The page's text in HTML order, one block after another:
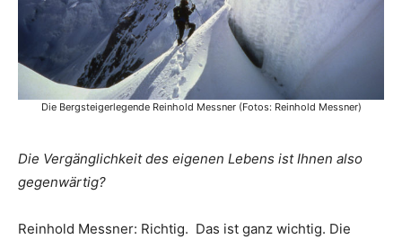
Die Bergsteigerlegende Reinhold Messner (Fotos: Reinhold Messner)
Die Vergänglichkeit des eigenen Lebens ist Ihnen also
gegenwärtig?
Reinhold Messner: Richtig. Das ist ganz wichtig. Die